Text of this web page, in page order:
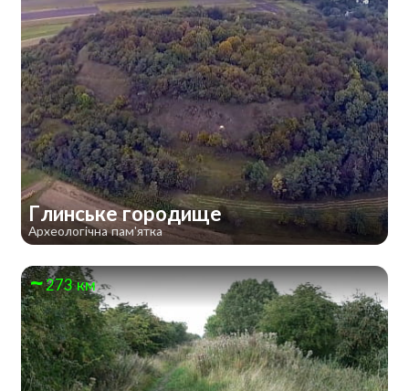
Глинське городище
Археологічна пам'ятка
273 км